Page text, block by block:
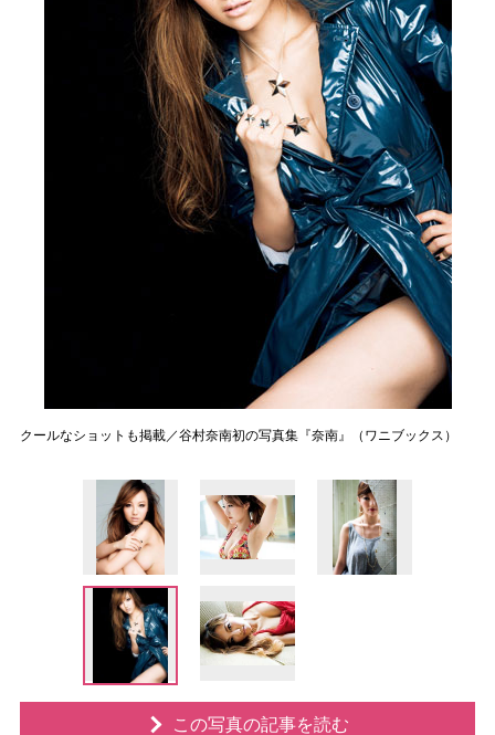
クールなショットも掲載／谷村奈南初の写真集『奈南』（ワニブックス）
この写真の記事を読む